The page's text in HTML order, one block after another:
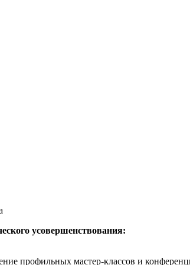
усовершенствования:
профильных мастер-классов и